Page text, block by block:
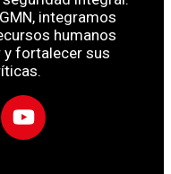
integramos
humanos
fortalecer sus